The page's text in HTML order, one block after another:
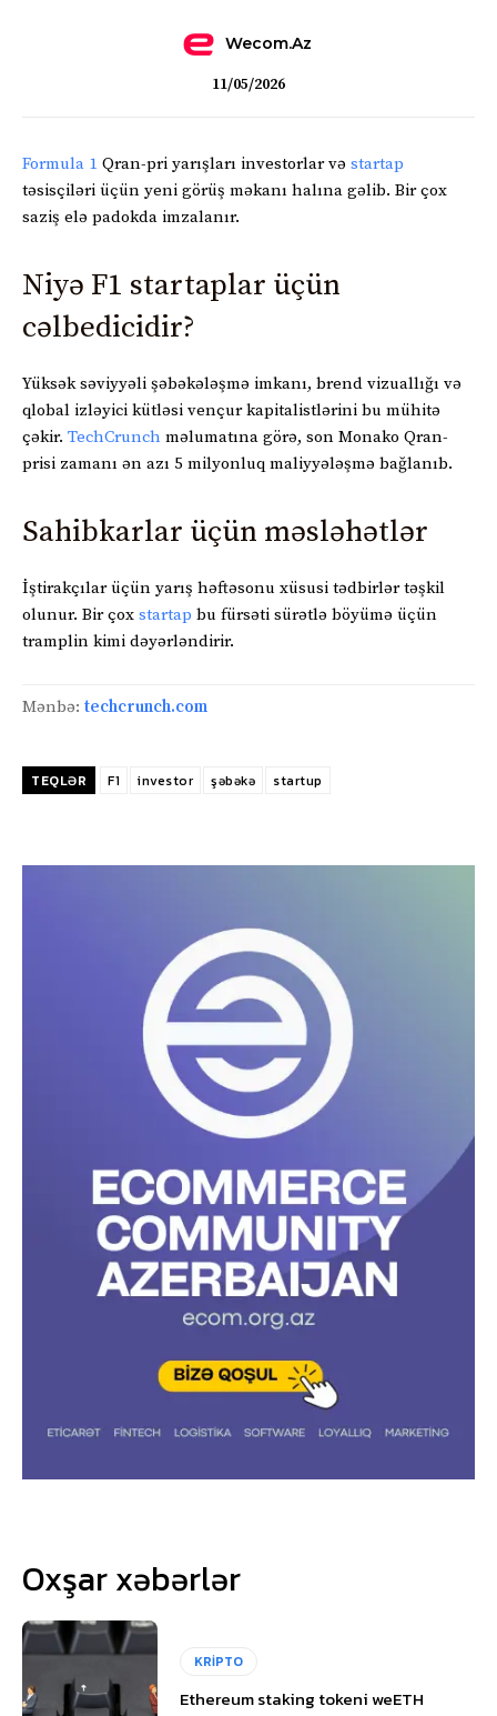
Wecom.az
11/05/2026
Formula 1 Qran-pri yarışları investorlar və startap
təsisçiləri üçün yeni görüş məkanı halına gəlib. Bir çox
saziş elə padokda imzalanır.
Niyə F1 startaplar üçün
cəlbedicidir?
Yüksək səviyyəli şəbəkələşmə imkanı, brend vizuallığı və
qlobal izləyici kütləsi vençur kapitalistlərini bu mühitə
çəkir. TechCrunch məlumatına görə, son Monako Qran-
prisi zamanı ən azı 5 milyonluq maliyyələşmə bağlanıb.
Sahibkarlar üçün məsləhətlər
İştirakçılar üçün yarış həftəsonu xüsusi tədbirlər təşkil
olunur. Bir çox startap bu fürsəti sürətlə böyümə üçün
tramplin kimi dəyərləndirir.
Mənbə: techcrunch.com
TEQLƏR F1 investor şəbəkə startup
Oxşar xəbərlər
KRİPTO
Ethereum staking tokeni weETH